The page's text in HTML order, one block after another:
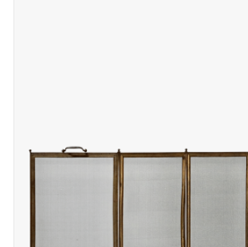
Decoratieve Outdoor
Vloeren - Steen, Terra Cotta